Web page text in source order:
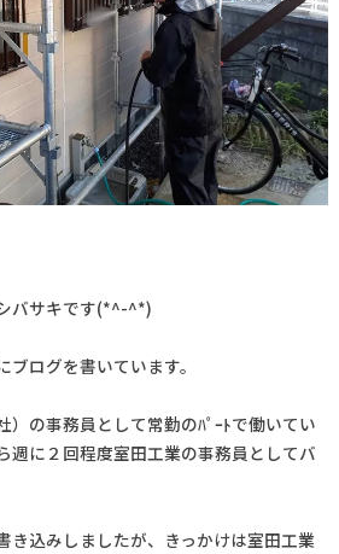
バサキです(*^-^*)
ログを書いています。
）の事務員として常勤のﾊﾟｰﾄで働いてい
週に２回程度室田工業の事務員としてバ
き込みしましたが、きっかけは室田工業